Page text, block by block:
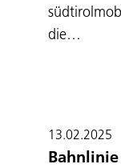
die…
13.02.2025